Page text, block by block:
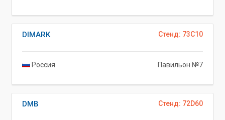
Стенд: 73C10
DIMARK
Россия Павильон №7
Стенд: 72D60
DMB